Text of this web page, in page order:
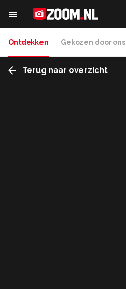
Ontdekken Gekozen door ons
Terug naar overzicht